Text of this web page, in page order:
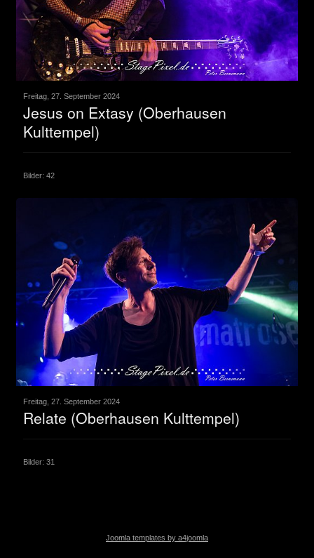
Freitag, 27. September 2024
Jesus on Extasy (Oberhausen
Kulttempel)
Bilder: 42
Freitag, 27. September 2024
Relate (Oberhausen Kulttempel)
Bilder: 31
Joomla templates by a4joomla